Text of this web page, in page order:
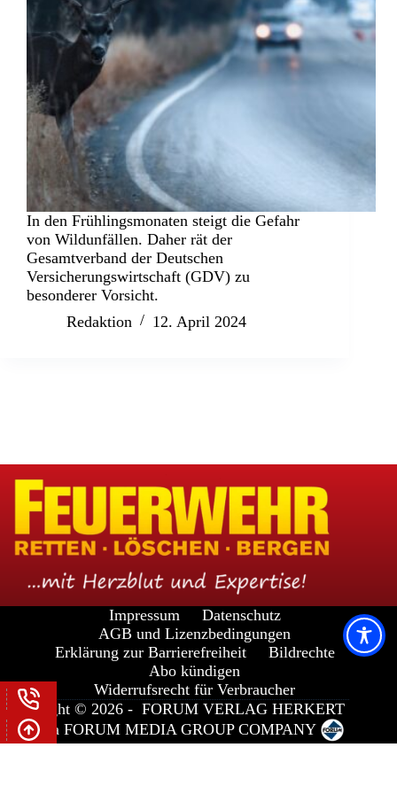
In den Frühlingsmonaten steigt die Gefahr
von Wildunfällen. Daher rät der
Gesamtverband der Deutschen
Versicherungswirtschaft (GDV) zu
besonderer Vorsicht.
Redaktion
12. April 2024
Impressum
Datenschutz
AGB und Lizenzbedingungen
Erklärung zur Barrierefreiheit
Bildrechte
Abo kündigen
Widerrufsrecht für Verbraucher
Copyright © 2026 - FORUM VERLAG HERKERT
GMBH
aFORUM MEDIA GROUPCOMPANY